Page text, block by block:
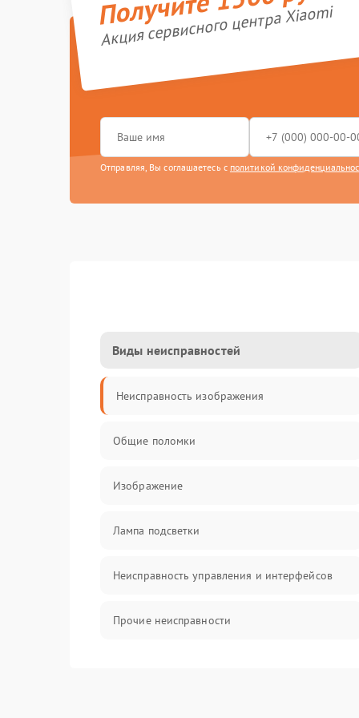
Акция сервисного центра Xiaomi
Отправляя, Вы соглашаетесь с политикой
Виды неисправностей
Неисправность изображения
Общие поломки
Изображение
Лампа подсветки
Неисправность управления и интерфейсов
Прочие неисправности